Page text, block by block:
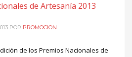
de Artesanía 2013
POR PROMOCION
de los Premios Nacionales de